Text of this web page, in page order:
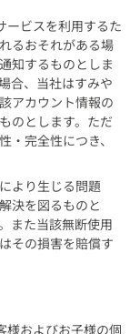
ービスを利用するた
るおそれがある場
知するものとしま
合、当社はすみや
アカウント情報の
のとします。ただ
・完全性につき、
より生じる問題
決を図るものと
また当該無断使用
その損害を賠償す
様およびお子様の個